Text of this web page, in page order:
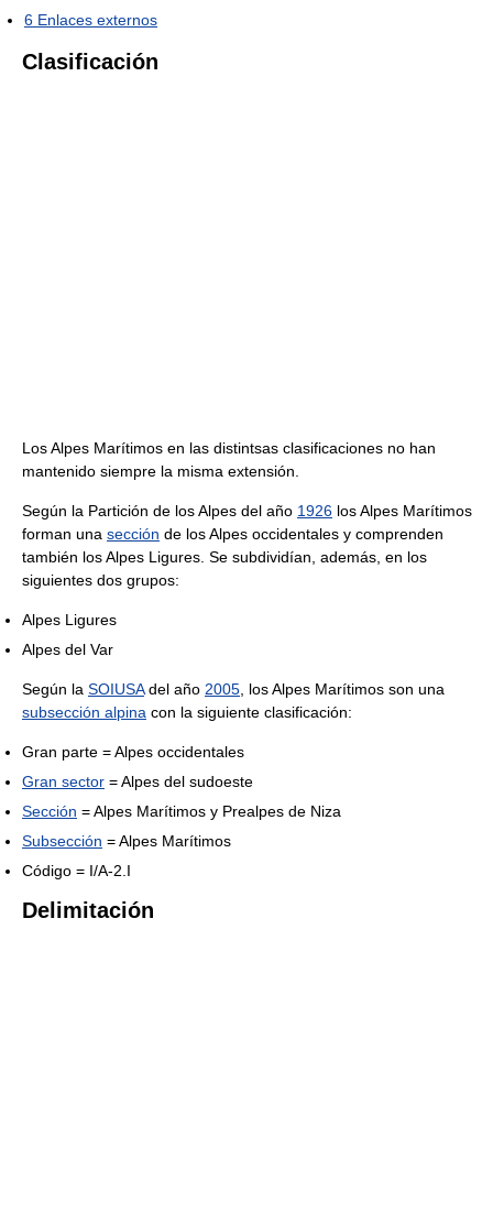
6 Enlaces externos
Clasificación
Los Alpes Marítimos en las distintsas clasificaciones no han
mantenido siempre la misma extensión.
Según la Partición de los Alpes del año 1926 los Alpes Marítimos
forman una sección de los Alpes occidentales y comprenden
también los Alpes Ligures. Se subdividían, además, en los
siguientes dos grupos:
Alpes Ligures
Alpes del Var
Según la SOIUSAdel año 2005 , los Alpes Marítimos son una
subsección alpina con la siguiente clasificación:
Gran parte = Alpes occidentales
Gran sector = Alpes del sudoeste
Sección = Alpes Marítimos y Prealpes de Niza
Subsección = Alpes Marítimos
Código = I/A-2.I
Delimitación